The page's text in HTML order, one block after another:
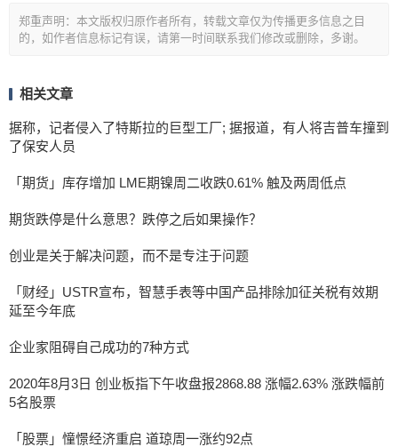
郑重声明：本文版权归原作者所有，转载文章仅为传播更多信息之目
的，如作者信息标记有误，请第一时间联系我们修改或删除，多谢。
相关文章
据称，记者侵入了特斯拉的巨型工厂; 据报道，有人将吉普车撞到
了保安人员
「期货」库存增加 LME期镍周二收跌0.61% 触及两周低点
期货跌停是什么意思？跌停之后如果操作？
创业是关于解决问题，而不是专注于问题
「财经」USTR宣布，智慧手表等中国产品排除加征关税有效期
延至今年底
企业家阻碍自己成功的7种方式
2020年8月3日 创业板指下午收盘报2868.88 涨幅2.63% 涨跌幅前
5名股票
「股票」憧憬经济重启 道琼周一涨约92点